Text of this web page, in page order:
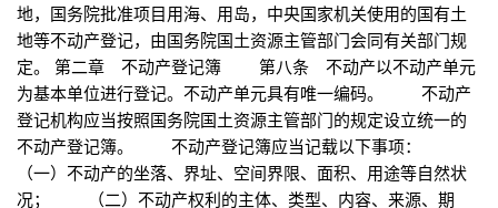
地，国务院批准项目用海、用岛，中央国家机关使用的国有土
地等不动产登记，由国务院国土资源主管部门会同有关部门规
定。 第二章 不动产登记簿 第八条 不动产以不动产单元
为基本单位进行登记。不动产单元具有唯一编码。 不动产
登记机构应当按照国务院国土资源主管部门的规定设立统一的
不动产登记簿。 不动产登记簿应当记载以下事项：
（一）不动产的坐落、界址、空间界限、面积、用途等自然状
况； （二）不动产权利的主体、类型、内容、来源、期